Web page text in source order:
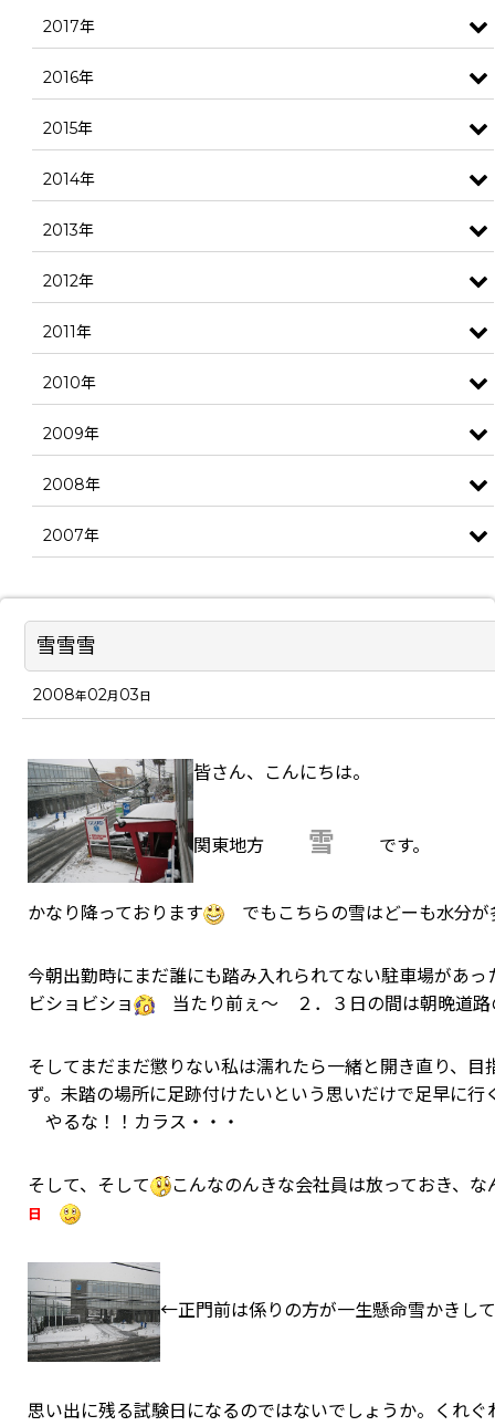
雪雪雪
2008年02月 03日
皆さん、こんにちは。
関東地方 雪 です。
かなり降っております でもこちらの雪はどーも水分が
今朝出勤時にまだ誰にも踏み入れられてない駐車場があ
ビショビショ
当たり前ぇ～ ２．３日の間は朝晩道路
そしてまだまだ懲りない私は濡れたら一緒と開き直り、
ず。未踏の場所に足跡付けたいという思いだけで足早に
やるな！！カラス・・・
そして、そして こんなのんきな会社員は放っておき、
日
←正門前は係りの方が一生懸命雪かきし
思い出に残る試験日になるのではないでしょうか。くれ
2017年
2016年
2015年
2014年
2013年
2012年
2011年
2010年
2009年
2008年
2007年